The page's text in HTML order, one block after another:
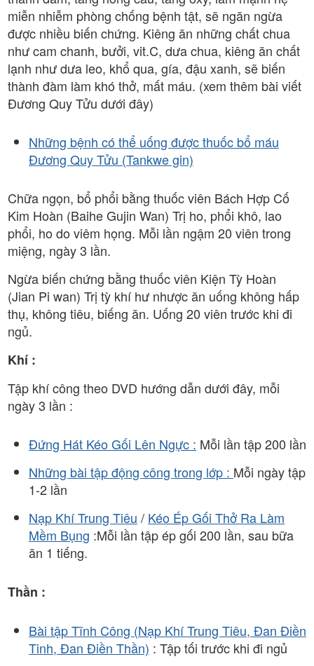
miễn nhiễm phòng chống bệnh tật, sẽ ngăn ngừa
được nhiều biến chứng. Kiêng ăn những chất chua
như cam chanh, bưởi, vit.C, dưa chua, kiêng ăn chất
lạnh như dưa leo, khổ qua, gía, đậu xanh, sẽ biến
thành đàm làm khó thở, mất máu. (xem thêm bài viết
Đương Quy Tửu dưới đây)
Những bệnh có thể uống được thuốc bổ máu
Đương Quy Tửu (Tankwe gin)
Chữa ngọn, bổ phổi bằng thuốc viên Bách Hợp Cố
Kim Hoàn (Baihe Gujin Wan) Trị ho, phổi khô, lao
phổi, ho do viêm họng. Mỗi lần ngậm 20 viên trong
miệng, ngày 3 lần.
Ngừa biến chứng bằng thuốc viên Kiện Tỳ Hoàn
(Jian Pi wan) Trị tỳ khí hư nhược ăn uống không hấp
thụ, không tiêu, biếng ăn. Uống 20 viên trước khi đi
ngủ.
Khí :
Tập khí công theo DVD hướng dẫn dưới đây, mỗi
ngày 3 lần :
Đứng Hát Kéo Gối Lên Ngực : Mỗi lần tập 200 lần
Những bài tập động công trong lớp : Mỗi ngày tập
1-2 lần
Nạp Khí Trung Tiêu / Kéo Ép Gối Thở Ra Làm
Mềm Bụng :Mỗi lần tập ép gối 200 lần, sau bữa
ăn 1 tiếng.
Thần :
Bài tập Tĩnh Công (Nạp Khí Trung Tiêu, Đan Điền
Tinh, Đan Điền Thần) : Tập tối trước khi đi ngủ